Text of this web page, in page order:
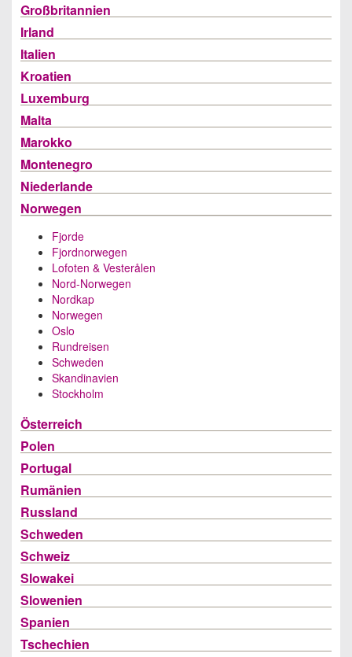
Großbritannien
Irland
Italien
Kroatien
Luxemburg
Malta
Marokko
Montenegro
Niederlande
Norwegen
Fjorde
Fjordnorwegen
Lofoten & Vesterålen
Nord-Norwegen
Nordkap
Norwegen
Oslo
Rundreisen
Schweden
Skandinavien
Stockholm
Österreich
Polen
Portugal
Rumänien
Russland
Schweden
Schweiz
Slowakei
Slowenien
Spanien
Tschechien